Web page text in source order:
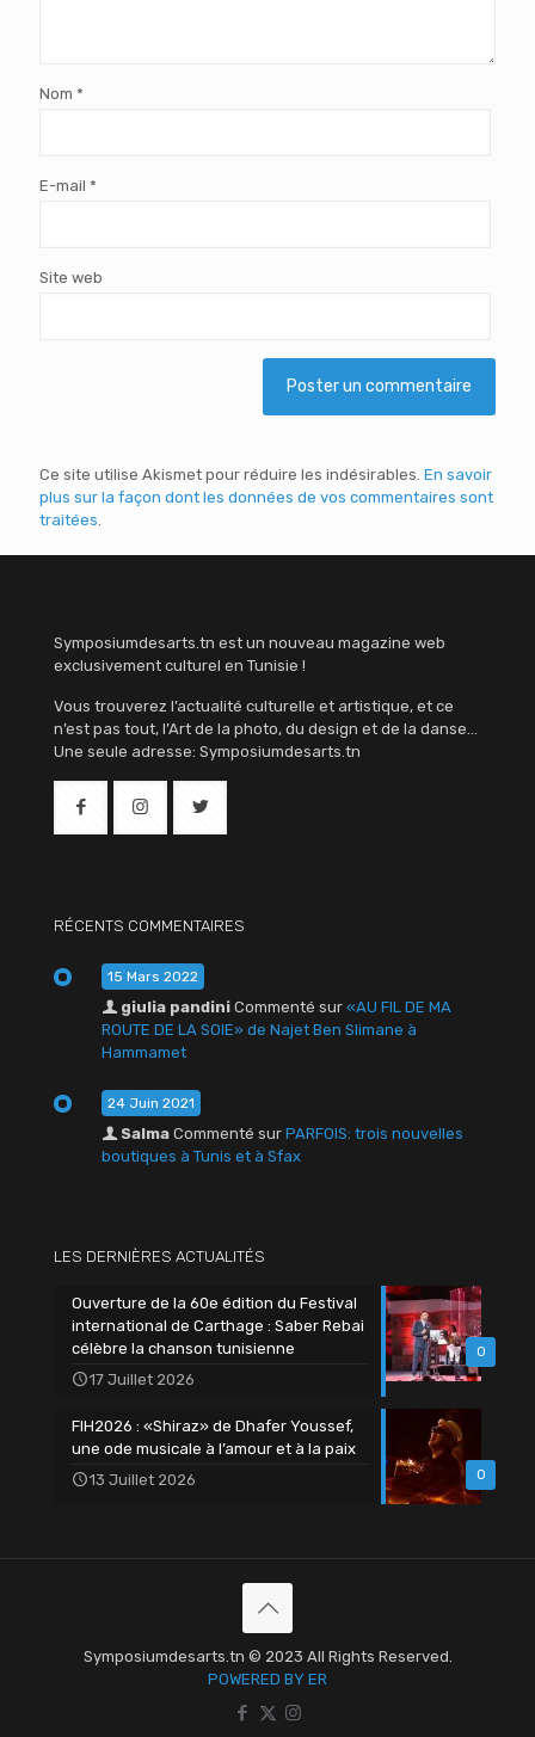
Nom *
E-mail *
Site web
Ce site utilise Akismet pour réduire les indésirables. En savoir
plus sur la façon dont les données de vos commentaires sont
traitées.
Symposiumdesarts.tn est un nouveau magazine web
exclusivement culturel en Tunisie !
Vous trouverez l’actualité culturelle et artistique, et ce
n’est pas tout, l’Art de la photo, du design et de la danse…
Une seule adresse: Symposiumdesarts.tn
RÉCENTS COMMENTAIRES
15 Mars 2022
giulia pandini Commenté sur «AU FIL DE MA
ROUTE DE LA SOIE» de Najet Ben Slimane à
Hammamet
24 Juin 2021
Salma Commenté sur PARFOIS: trois nouvelles
boutiques à Tunis et à Sfax
LES DERNIÈRES ACTUALITÉS
0
Ouverture de la 60e édition du Festival
international de Carthage : Saber Rebai
célèbre la chanson tunisienne
17 Juillet 2026
0
FIH2026 : «Shiraz» de Dhafer Youssef,
une ode musicale à l’amour et à la paix
13 Juillet 2026
Symposiumdesarts.tn © 2023 All Rights Reserved.
POWERED BY ER